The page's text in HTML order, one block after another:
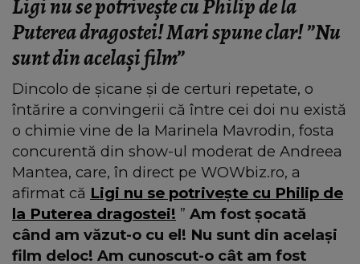
Ligi nu se potrivește cu Philip de la
Puterea dragostei! Mari spune clar! ”Nu
sunt din același film”
Dincolo de șicane și de certuri repetate, o
întărire a convingerii că între cei doi nu există
o chimie vine de la Marinela Mavrodin, fosta
concurentă din show-ul moderat de Andreea
Mantea, care, în direct pe WOWbiz.ro, a
afirmat că Ligi nu se potrivește cu Philip de
la Puterea dragostei! ” Am fost șocată
când am văzut-o cu el! Nu sunt din același
film deloc! Am cunoscut-o cât am fost